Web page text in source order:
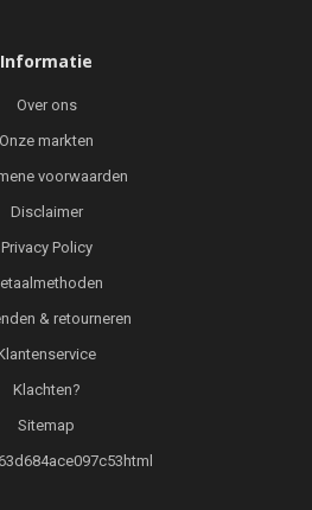
Informatie
Over ons
Onze markten
voorwaarden
Disclaimer
Privacy Policy
& retourneren
Klachten?
Sitemap